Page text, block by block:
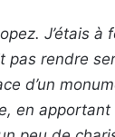
J’étais
pas rendre
d’un
en